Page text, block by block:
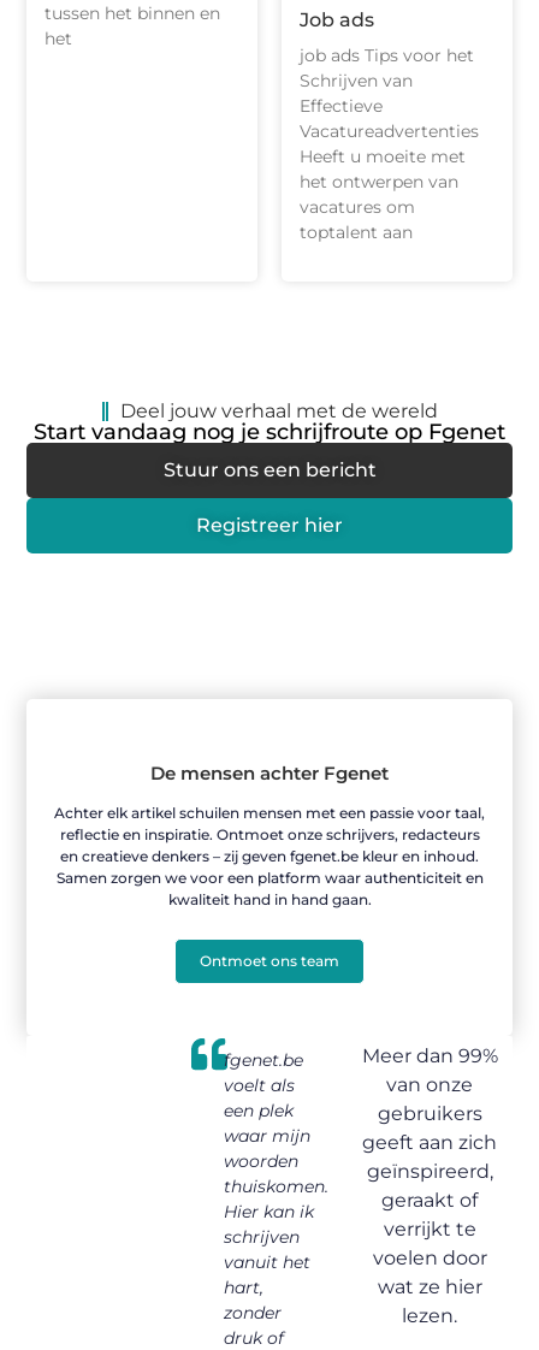
tussen het binnen en
het
Job ads
job ads Tips voor het
Schrijven van
Effectieve
Vacatureadvertenties
Heeft u moeite met
het ontwerpen van
vacatures om
toptalent aan
Deel jouw verhaal met de wereld
Start vandaag nog je schrijfroute op Fgenet
Stuur ons een bericht
Registreer hier
De mensen achter Fgenet
Achter elk artikel schuilen mensen met een passie voor taal,
reflectie en inspiratie. Ontmoet onze schrijvers, redacteurs
en creatieve denkers – zij geven fgenet.be kleur en inhoud.
Samen zorgen we voor een platform waar authenticiteit en
kwaliteit hand in hand gaan.
Ontmoet ons team
Als
beginnende
schrijver
vond ik
hier de
ruimte om
mijn stem
te
ontdekken.
De
redactie is
warm,
Ik klikte
ooit op een
blogtitel
uit
nieuwsgierigheid
– inmiddels
lees ik
wekelijks.
De inhoud
is zó divers
Meer dan 99%
van onze
gebruikers
geeft aan zich
geïnspireerd,
geraakt of
verrijkt te
voelen door
wat ze hier
lezen.